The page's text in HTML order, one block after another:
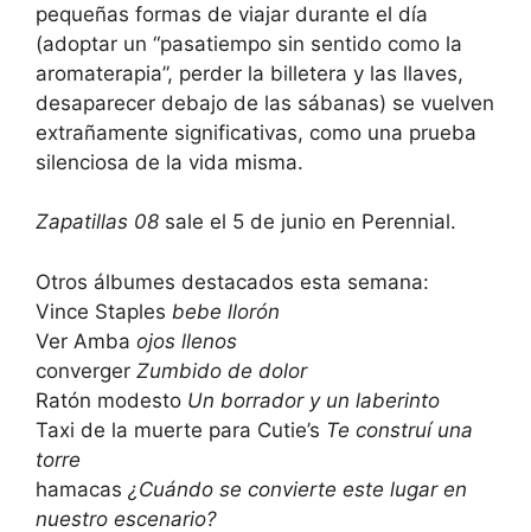
pequeñas formas de viajar durante el día
(adoptar un “pasatiempo sin sentido como la
aromaterapia”, perder la billetera y las llaves,
desaparecer debajo de las sábanas) se vuelven
extrañamente significativas, como una prueba
silenciosa de la vida misma.
Zapatillas 08 sale el 5 de junio en Perennial.
Otros álbumes destacados esta semana:
Vince Staples bebe llorón
Ver Amba ojos llenos
converger Zumbido de dolor
Ratón modesto Un borrador y un laberinto
Taxi de la muerte para Cutie’s Te construí una
torre
hamacas ¿Cuándo se convierte este lugar en
nuestro escenario?